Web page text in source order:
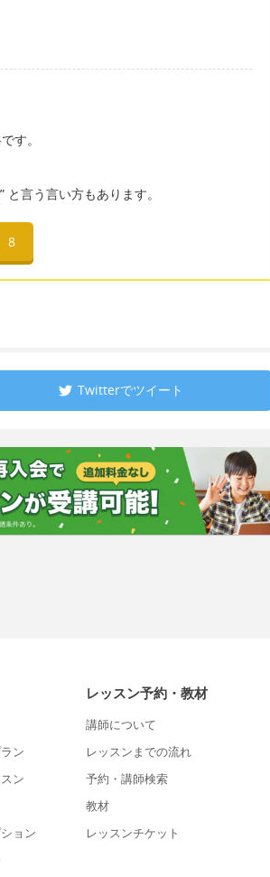
す。
と言う言い方もあります。
8
Twitterでツイート
ン
ン
ョン
レッスン予約・教材
講師について
レッスンまでの流れ
予約・講師検索
教材
レッスンチケット